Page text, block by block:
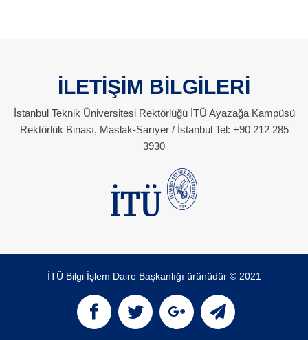
İLETİŞİM BİLGİLERİ
İstanbul Teknik Üniversitesi Rektörlüğü İTÜ Ayazağa Kampüsü
Rektörlük Binası, Maslak-Sarıyer / İstanbul Tel: +90 212 285
3930
İTÜ Bilgi İşlem Daire Başkanlığı ürünüdür © 2021